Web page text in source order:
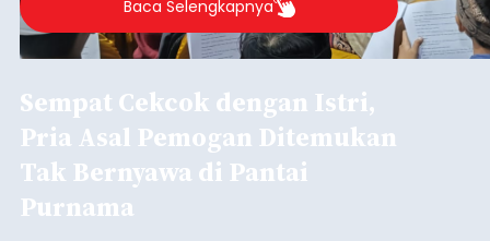
Baca Selengkapnya
Sempat Cekcok dengan Istri,
Pria Asal Pemogan Ditemukan
Tak Bernyawa di Pantai
Purnama